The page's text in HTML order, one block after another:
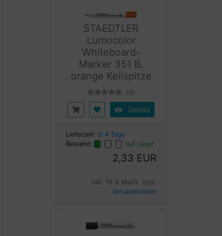
STAEDTLER
Lumocolor
Whiteboard-
Marker 351 B,
orange Keilspitze
(0)
Details
Lieferzeit: 3-4 Tage
Bestand:
auf Lager
2,33 EUR
inkl. 19 % MwSt. zzgl.
Versandkosten